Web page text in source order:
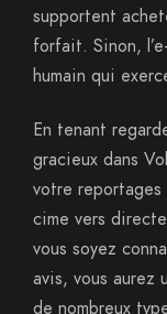
supportent
forfait. Sinon,
humain qui
En tenant
gracieux dans
votre reportages
cime vers
vous soyez
avis, vous
de nombreux